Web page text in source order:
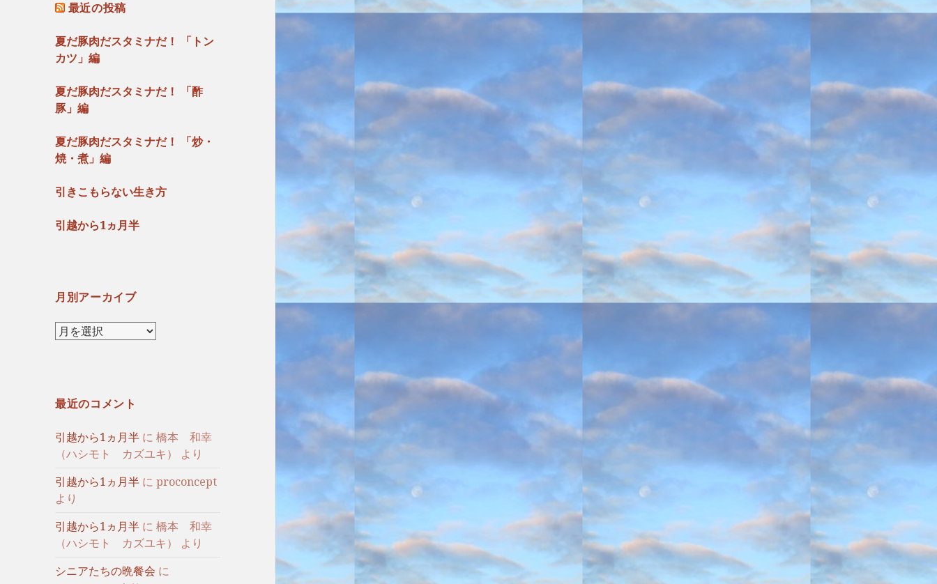
最近の投稿
夏だ豚肉だスタミナだ！ 「トン
カツ」編
夏だ豚肉だスタミナだ！ 「酢
豚」編
夏だ豚肉だスタミナだ！ 「炒・
焼・煮」編
引きこもらない生き方
引越から1ヵ月半
月別アーカイブ
月
カ
イ
ブ
最近のコメント
引越から1ヵ月半 に橋本 和幸
（ハシモト カズユキ）
より
引越から1ヵ月半 にproconcept
より
引越から1ヵ月半 に橋本 和幸
（ハシモト カズユキ）
より
シニアたちの晩餐会 に